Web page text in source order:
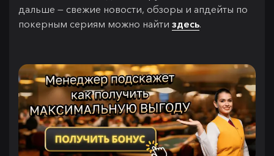
дальше — свежие новости, обзоры и апдейты по
покерным сериям можно найти здесь.